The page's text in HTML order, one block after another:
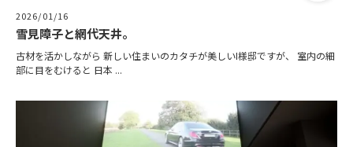
2026/01/16
雪見障子と網代天井。
古材を活かしながら 新しい住まいのカタチが美しいI様邸ですが、 室内の細
部に目をむけると 日本 ...